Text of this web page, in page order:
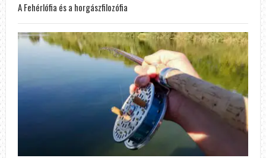
A Fehérlófia és a horgászfilozófia